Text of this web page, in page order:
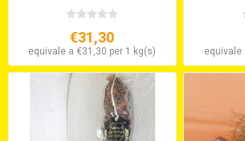
€31,30
equivale a €31,30 per 1 kg(s) equivale